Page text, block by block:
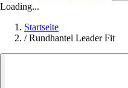
Loading...
Startseite
/ Rundhantel Leader Fit